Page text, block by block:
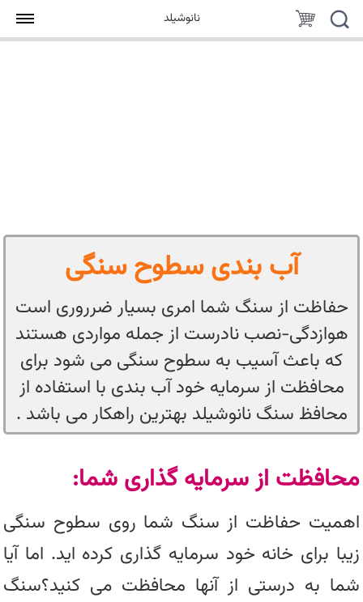
نانوشیلد
آب بندی سطوح سنگی
حفاظت از سنگ شما امری بسیار ضرروری است
هوازدگی-نصب نادرست از جمله مواردی هستند
که باعث آسیب به سطوح سنگی می شود برای
محافظت از سرمایه خود آب بندی با استفاده از
محافظ سنگ نانوشیلد بهترین راهکار می باشد .
محافظت از سرمایه گذاری شما:
اهمیت حفاظت از سنگ شما روی سطوح سنگی
زیبا برای خانه خود سرمایه گذاری کرده اید. اما آیا
شما به درستی از آنها محافظت می کنید؟سنگ
جستجو
سبد